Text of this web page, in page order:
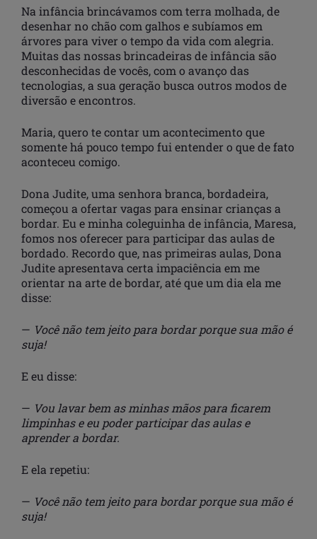
Na infância brincávamos com terra molhada, de
desenhar no chão com galhos e subíamos em
árvores para viver o tempo da vida com alegria.
Muitas das nossas brincadeiras de infância são
desconhecidas de vocês, com o avanço das
tecnologias, a sua geração busca outros modos de
diversão e encontros.
Maria, quero te contar um acontecimento que
somente há pouco tempo fui entender o que de fato
aconteceu comigo.
Dona Judite, uma senhora branca, bordadeira,
começou a ofertar vagas para ensinar crianças a
bordar. Eu e minha coleguinha de infância, Maresa,
fomos nos oferecer para participar das aulas de
bordado. Recordo que, nas primeiras aulas, Dona
Judite apresentava certa impaciência em me
orientar na arte de bordar, até que um dia ela me
disse:
— Você não tem jeito para bordar porque sua mão é
suja!
E eu disse:
— Vou lavar bem as minhas mãos para ficarem
limpinhas e eu poder participar das aulas e
aprender a bordar.
E ela repetiu:
— Você não tem jeito para bordar porque sua mão é
suja!